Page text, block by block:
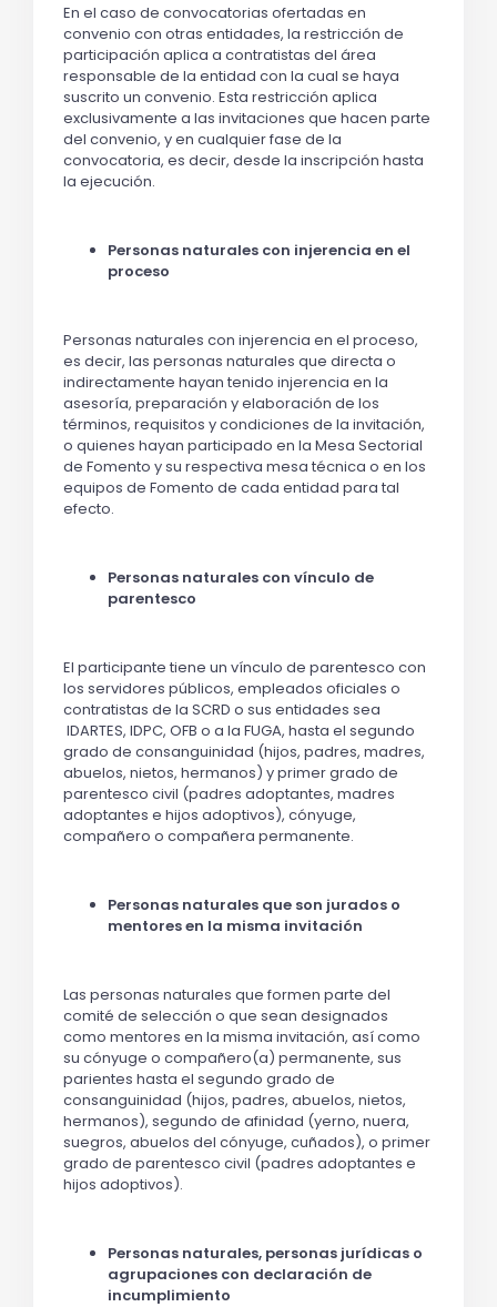
En el caso de convocatorias ofertadas en
convenio con otras entidades, la restricción de
participación aplica a contratistas del área
responsable de la entidad con la cual se haya
suscrito un convenio. Esta restricción aplica
exclusivamente a las invitaciones que hacen parte
del convenio, y en cualquier fase de la
convocatoria, es decir, desde la inscripción hasta
la ejecución.
Personas naturales con injerencia en el
proceso
Personas naturales con injerencia en el proceso,
es decir, las personas naturales que directa o
indirectamente hayan tenido injerencia en la
asesoría, preparación y elaboración de los
términos, requisitos y condiciones de la invitación,
o quienes hayan participado en la Mesa Sectorial
de Fomento y su respectiva mesa técnica o en los
equipos de Fomento de cada entidad para tal
efecto.
Personas naturales con vínculo de
parentesco
El participante tiene un vínculo de parentesco con
los servidores públicos, empleados oficiales o
contratistas de la SCRD o sus entidades sea
IDARTES, IDPC, OFB o a la FUGA, hasta el segundo
grado de consanguinidad (hijos, padres, madres,
abuelos, nietos, hermanos) y primer grado de
parentesco civil (padres adoptantes, madres
adoptantes e hijos adoptivos), cónyuge,
compañero o compañera permanente.
Personas naturales que son jurados o
mentores en la misma invitación
Las personas naturales que formen parte del
comité de selección o que sean designados
como mentores en la misma invitación, así como
su cónyuge o compañero(a) permanente, sus
parientes hasta el segundo grado de
consanguinidad (hijos, padres, abuelos, nietos,
hermanos), segundo de afinidad (yerno, nuera,
suegros, abuelos del cónyuge, cuñados), o primer
grado de parentesco civil (padres adoptantes e
hijos adoptivos).
Personas naturales, personas jurídicas o
agrupaciones con declaración de
incumplimiento